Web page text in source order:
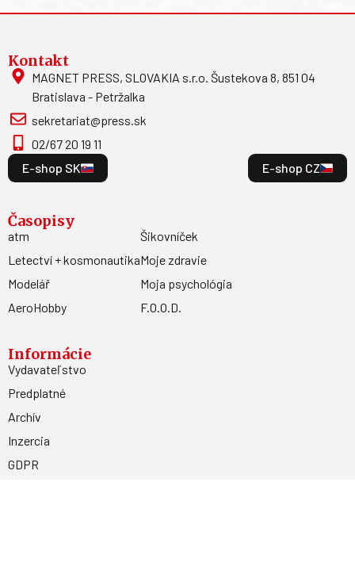
Kontakt
MAGNET PRESS, SLOVAKIA s.r.o. Šustekova 8, 851 04
Bratislava - Petržalka
sekretariat@press.sk
02/67 20 19 11
E-shop SK
E-shop CZ
Časopisy
atm
Letectví + kosmonautika
Modelář
AeroHobby
Šikovníček
Moje zdravie
Moja psychológia
F.O.O.D.
Informácie
Vydavateľstvo
Predplatné
Archív
Inzercia
GDPR